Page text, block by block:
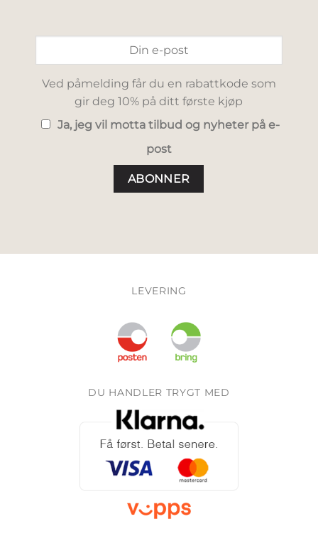
Ved påmelding får du en rabattkode som
gir deg 10% på ditt første kjøp
Ja, jeg vil motta tilbud og nyheter på e-
post
LEVERING
DU HANDLER TRYGT MED